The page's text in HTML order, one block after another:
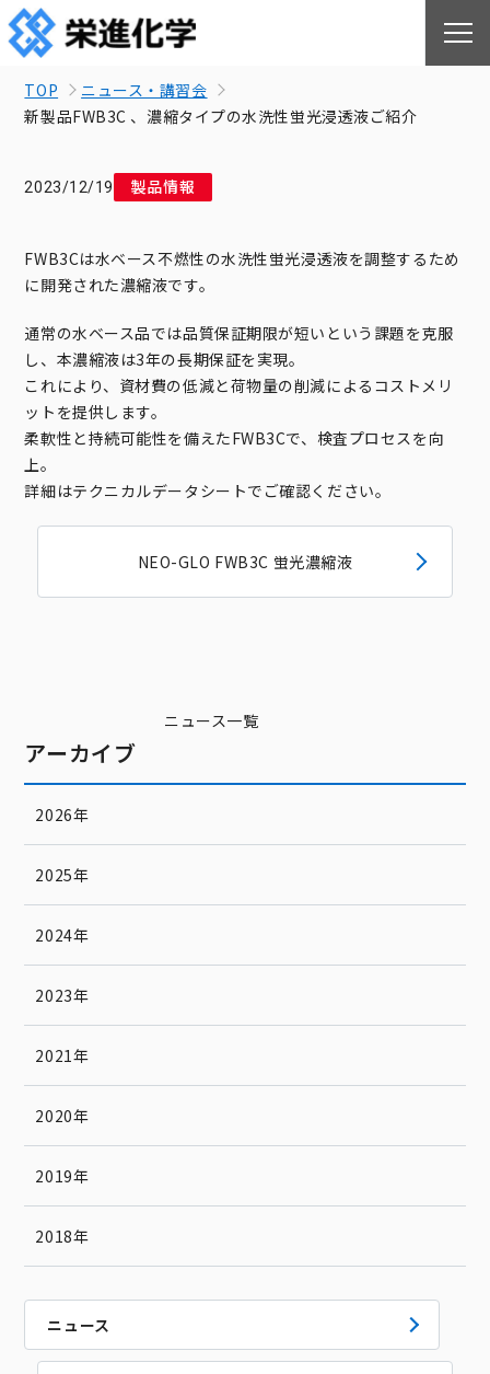
TOP
ニュース・講習会
新製品FWB3C 、濃縮タイプの水洗性蛍光浸透液ご紹介
2023/12/19 製品情報
FWB3Cは水ベース不燃性の水洗性蛍光浸透液を調整するため
に開発された濃縮液です。
通常の水ベース品では品質保証期限が短いという課題を克服
し、本濃縮液は3年の長期保証を実現。
これにより、資材費の低減と荷物量の削減によるコストメリ
ットを提供します。
柔軟性と持続可能性を備えたFWB3Cで、検査プロセスを向
上。
詳細はテクニカルデータシートでご確認ください。
NEO-GLO FWB3C 蛍光濃縮液
ニュース一覧
アーカイブ
2026年
2025年
2024年
2023年
2021年
2020年
2019年
2018年
ニュース